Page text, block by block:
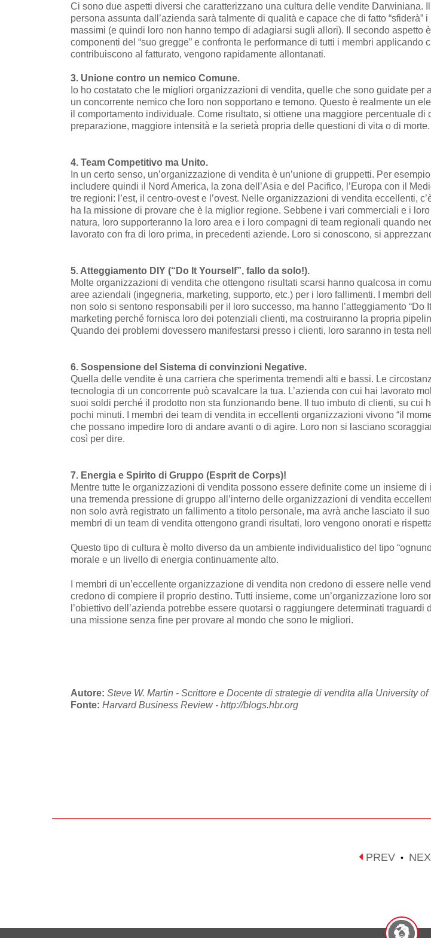
Ci sono due aspetti diversi che caratterizzano una cultura delle vendite Darwiniana.
persona assunta dall’azienda sarà talmente di qualità e capace che di fatto
massimi (e quindi loro non hanno tempo di adagiarsi sugli allori). Il secondo aspetto
componenti del “suo gregge” e confronta le performance di tutti i membri
contribuiscono al fatturato, vengono rapidamente allontanati.
3. Unione contro un nemico Comune.
Io ho costatato che le migliori organizzazioni di vendita, quelle che sono guidate
un concorrente nemico che loro non sopportano e temono. Questo è realmente un
il comportamento individuale. Come risultato, si ottiene una maggiore percentuale
preparazione, maggiore intensità e la serietà propria delle questioni di vita o di morte.
4. Team Competitivo ma Unito.
In un certo senso, un’organizzazione di vendita è un’unione di gruppetti. Per
includere quindi il Nord America, la zona dell’Asia e del Pacifico, l’Europa con il
tre regioni: l’est, il centro-ovest e l’ovest. Nelle organizzazioni di vendita eccellenti,
ha la missione di provare che è la miglior regione. Sebbene i vari commerciali e i
natura, loro supporteranno la loro area e i loro compagni di team regionali quando
lavorato con fra di loro prima, in precedenti aziende. Loro si conoscono, si
5. Atteggiamento DIY (“Do It Yourself”, fallo da solo!).
Molte organizzazioni di vendita che ottengono risultati scarsi hanno qualcosa in
aree aziendali (ingegneria, marketing, supporto, etc.) per i loro fallimenti. I membri
non solo si sentono responsabili per il loro successo, ma hanno l’atteggiamento “Do
marketing perché fornisca loro dei potenziali clienti, ma costruiranno la propria
Quando dei problemi dovessero manifestarsi presso i clienti, loro saranno in testa
6. Sospensione del Sistema di convinzioni Negative.
Quella delle vendite è una carriera che sperimenta tremendi alti e bassi. Le
tecnologia di un concorrente può scavalcare la tua. L’azienda con cui hai lavorato
suoi soldi perché il prodotto non sta funzionando bene. Il tuo imbuto di clienti, su cui
pochi minuti. I membri dei team di vendita in eccellenti organizzazioni vivono “il
che possano impedire loro di andare avanti o di agire. Loro non si lasciano
così per dire.
7. Energia e Spirito di Gruppo (Esprit de Corps)!
Mentre tutte le organizzazioni di vendita possono essere definite come un insieme
una tremenda pressione di gruppo all’interno delle organizzazioni di vendita
non solo avrà registrato un fallimento a titolo personale, ma avrà anche lasciato il
membri di un team di vendita ottengono grandi risultati, loro vengono onorati e
Questo tipo di cultura è molto diverso da un ambiente individualistico del tipo
morale e un livello di energia continuamente alto.
I membri di un’eccellente organizzazione di vendita non credono di essere nelle
credono di compiere il proprio destino. Tutti insieme, come un’organizzazione loro
l’obiettivo dell’azienda potrebbe essere quotarsi o raggiungere determinati
una missione senza fine per provare al mondo che sono le migliori.
Autore: Steve W. Martin - Scrittore e Docente di strategie di vendita alla University
Fonte: Harvard Business Review - http://blogs.hbr.org
PREV •